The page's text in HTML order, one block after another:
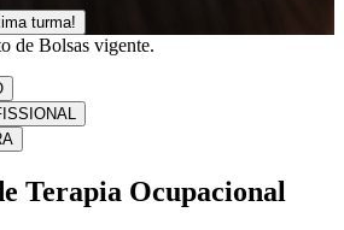
turma!
de Bolsas vigente.
Terapia Ocupacional